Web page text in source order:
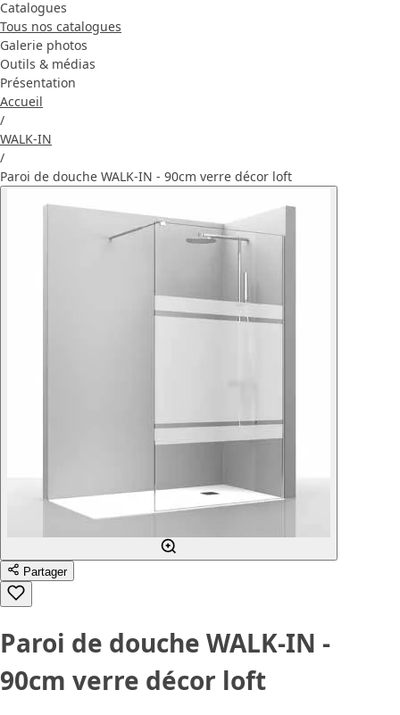
Catalogues
Tous nos catalogues
Galerie photos
Outils & médias
Présentation
Accueil
/
WALK-IN
/
Paroi de douche WALK-IN - 90cm verre décor loft
Partager
Paroi de douche WALK-IN -
90cm verre décor loft